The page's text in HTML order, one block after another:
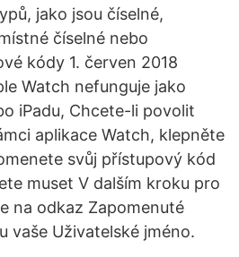
jako jsou číselné,
číselné nebo
kódy 1. červen 2018
Watch nefunguje jako
iPadu, Chcete-li povolit
aplikace Watch, klepněte
svůj přístupový kód
muset V dalším kroku pro
na odkaz Zapomenuté
vaše Uživatelské jméno.